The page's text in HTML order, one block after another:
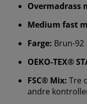
Overmadrass
Medium fast
Farge: Brun-92
OEKO-TEX®
FSC® Mix: Tre
andre